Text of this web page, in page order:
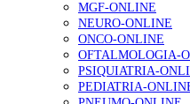
Alguns milhares de
família com nova
132 visualizações
MGF-ONLINE
NEURO-ONLINE
ONCO-ONLINE
OFTALMOLOGIA-
PSIQUIATRIA-
PEDIATRIA-